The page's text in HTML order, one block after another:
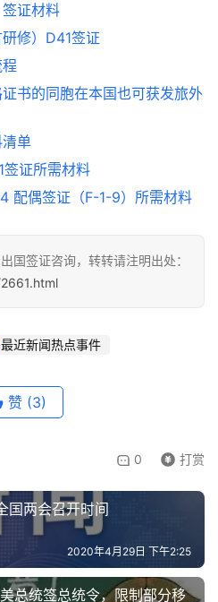
证材料
修）D41签证
书的同胞在本国也可获发旅外
单
签证所需材料
配偶签证（F-1-9）所需材料
国签证咨询，转转请注明出处：
最近新闻热点事件
赞 (3)
0 打赏
国两会召开时间
2020年4月29日 下午2:25
总统签总统令，限制部分移